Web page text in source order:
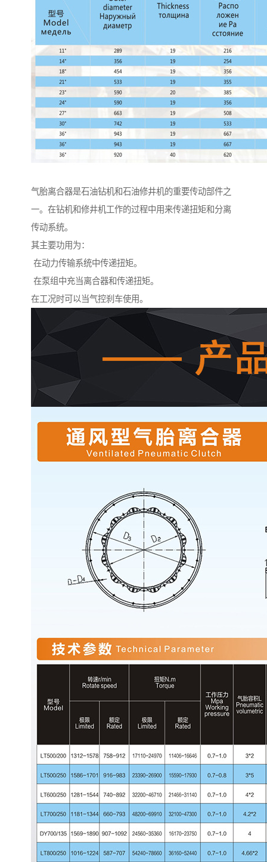
气胎离合器是石油钻机和石油修井机的重要传动部件之
一。在钻机和修井机工作的过程中用来传递扭矩和分离
传动系统。
其主要功用为：
在动力传输系统中传递扭矩。
在泵组中充当离合器和传递扭矩。
在工况时可以当气控刹车使用。